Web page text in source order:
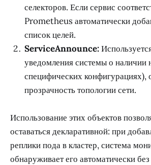
селекторов. Если сервис
Prometheus автоматически
список целей.
ServiceAnnounce:
уведомления системы о наличии
специфических конфигурациях),
прозрачность топологии сети.
Использование этих объектов
оставаться декларативной: при
реплики пода в кластер, система
обнаруживает его автоматически